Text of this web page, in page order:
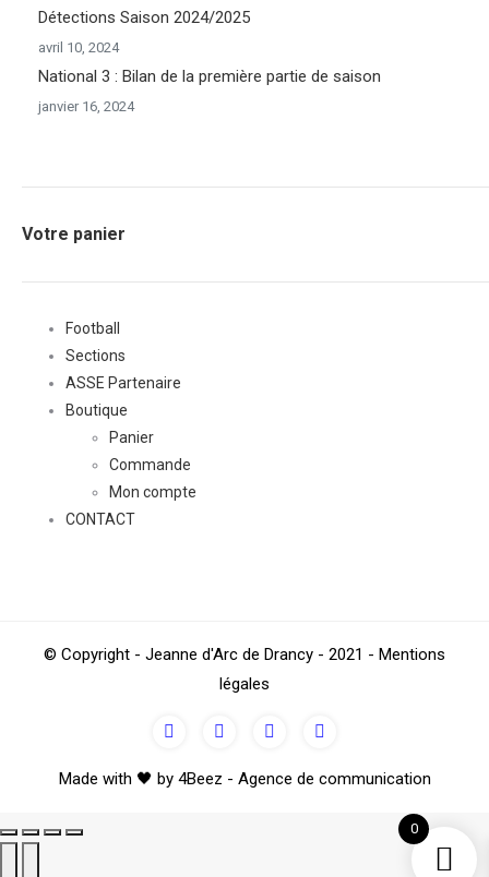
Détections Saison 2024/2025
avril 10, 2024
National 3 : Bilan de la première partie de saison
janvier 16, 2024
Votre panier
Football
Sections
ASSE Partenaire
Boutique
Panier
Commande
Mon compte
CONTACT
0
© Copyright - Jeanne d'Arc de Drancy - 2021 - Mentions
légales
Made with 🖤 by 4Beez - Agence de communication